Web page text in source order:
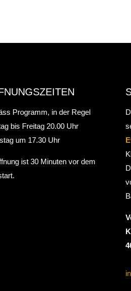
Programm, in der Regel
bis Freitag 20.00 Uhr
um 17.30 Uhr
ist 30 Minuten vor dem